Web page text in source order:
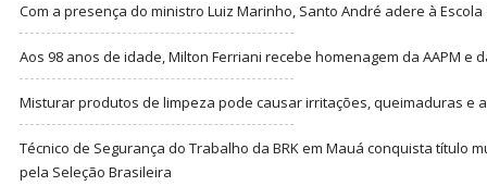
Com a presença do ministro Luiz Marinho, Santo André adere à
Aos 98 anos de idade, Milton Ferriani recebe homenagem da AAPM e
Misturar produtos de limpeza pode causar irritações, queimaduras e
Técnico de Segurança do Trabalho da BRK em Mauá conquista título
pela Seleção Brasileira